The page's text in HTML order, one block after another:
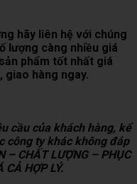
hãy liên hệ với chúng
lượng càng nhiều giá
phẩm tốt nhất giá
giao hàng ngay.
cầu của khách hàng, kể
công ty khác không đáp
CHẤT LƯỢNG – PHỤC
CẢ HỢP LÝ.